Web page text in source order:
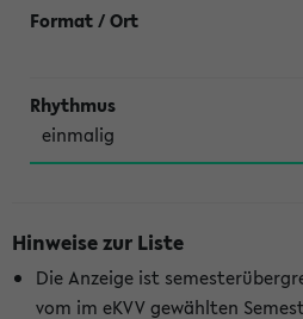
einmalig
Hinweise zur Liste
Die Anzeige ist
vom im eKVV gewählten